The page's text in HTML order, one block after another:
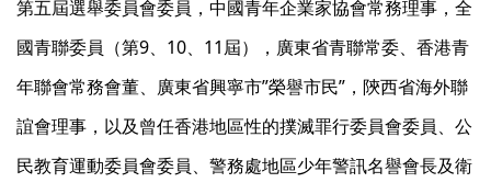
第五屆選舉委員會委員，中國青年企業家協會常務理事，全
國青聯委員（第9、10、11屆），廣東省青聯常委、香港青
年聯會常務會董、廣東省興寧市”榮譽市民”，陝西省海外聯
誼會理事，以及曾任香港地區性的撲滅罪行委員會委員、公
民教育運動委員會委員、警務處地區少年警訊名譽會長及衛